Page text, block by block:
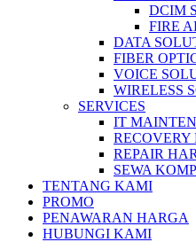
DCIM
FIRE
DATA
FIBER
VOICE
WIRELESS
SERVICES
IT
RECOVERY
REPAIR
SEWA
TENTANG KAMI
PROMO
PENAWARAN HARGA
HUBUNGI KAMI